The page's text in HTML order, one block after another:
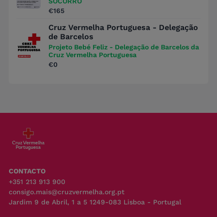
€165
Cruz Vermelha Portuguesa - Delegação
de Barcelos
Projeto Bebé Feliz - Delegação de Barcelos da
Cruz Vermelha Portuguesa
€0
CONTACTO
+351 213 913 900
consigo.mais@cruzvermelha.org.pt
Jardim 9 de Abril, 1 a 5 1249-083 Lisboa - Portugal